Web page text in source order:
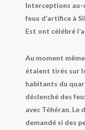
Interceptions au-
feux d’artifice à
Est ont célébré
Au moment
étaient tirés sur
habitants du
déclenché des
avec Téhéran. Le
demandé si des